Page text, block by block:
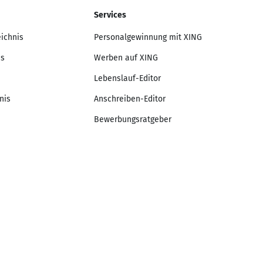
Services
Personalgewinnung mit XING
Werben auf XING
Lebenslauf-Editor
Anschreiben-Editor
Bewerbungsratgeber